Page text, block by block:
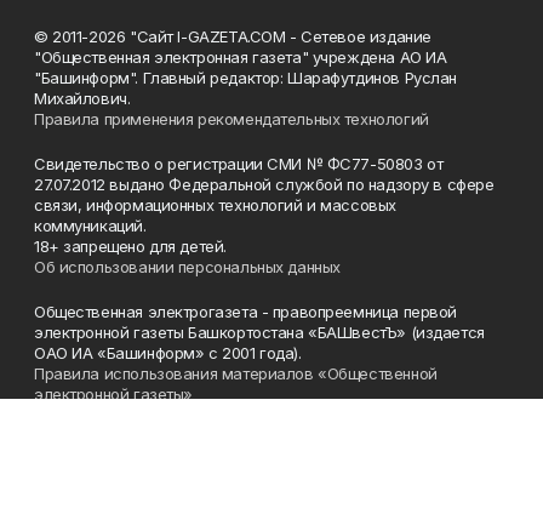
© 2011-2026 "Сайт I-GAZETA.COM - Сетевое издание
"Общественная электронная газета" учреждена АО ИА
"Башинформ". Главный редактор: Шарафутдинов Руслан
Михайлович.
Правила применения рекомендательных технологий
Свидетельство о регистрации СМИ № ФС77-50803 от
27.07.2012 выдано Федеральной службой по надзору в сфере
связи, информационных технологий и массовых
коммуникаций.
18+ запрещено для детей.
Об использовании персональных данных
Общественная электрогазета - правопреемница первой
электронной газеты Башкортостана «БАШвестЪ» (издается
ОАО ИА «Башинформ» с 2001 года).
Правила использования материалов «Общественной
электронной газеты»